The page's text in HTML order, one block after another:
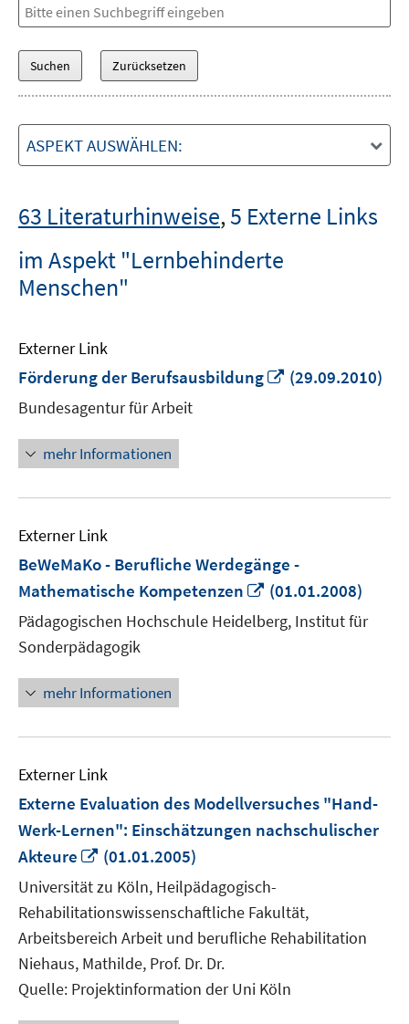
ASPEKT AUSWÄHLEN:
63 Literaturhinweise,5 Externe Links
im Aspekt "Lernbehinderte
Menschen"
Externer Link
Förderung der Berufsausbildung
In
(29.09.2010)
Bundesagentur für Arbeit
mehr Informationen
Externer Link
BeWeMaKo - Berufliche Werdegänge -
Mathematische Kompetenzen
In
Fenster
(01.01.2008)
Pädagogischen Hochschule Heidelberg, Institut für
Sonderpädagogik
mehr Informationen
Externer Link
Externe Evaluation des Modellversuches "Hand-
Werk-Lernen": Einschätzungen nachschulischer
Akteure
In
neuem
Fenster
öffnen
(01.01.2005)
Universität zu Köln, Heilpädagogisch-
Rehabilitationswissenschaftliche Fakultät,
Arbeitsbereich Arbeit und berufliche Rehabilitation
Niehaus, Mathilde, Prof. Dr. Dr.
Quelle: Projektinformation der Uni Köln